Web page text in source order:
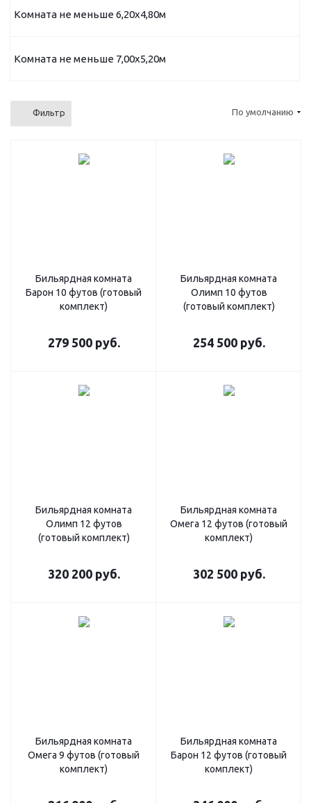
Комната не меньше 6,20х4,80м
Комната не меньше 7,00х5,20м
Фильтр По умолчанию
Бильярдная комната
Барон 10 футов (готовый
комплект)
279 500руб.
Бильярдная комната
Олимп 10 футов
(готовый комплект)
254 500руб.
Бильярдная комната
Олимп 12 футов
(готовый комплект)
320 200руб.
Бильярдная комната
Омега 12 футов (готовый
комплект)
302 500руб.
Бильярдная комната
Омега 9 футов (готовый
комплект)
Бильярдная комната
Барон 12 футов (готовый
комплект)